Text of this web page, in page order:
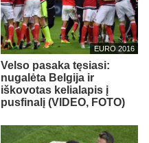
EURO 2016
Velso pasaka tęsiasi:
nugalėta Belgija ir
iškovotas kelialapis į
pusfinalį (VIDEO, FOTO)